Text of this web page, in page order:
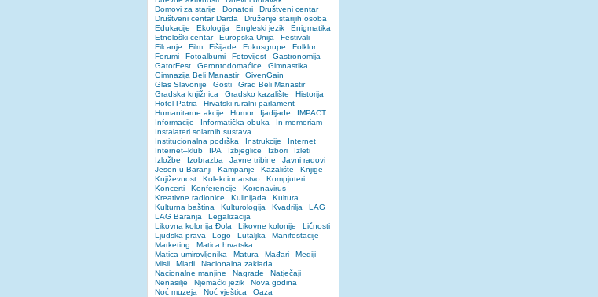
Domovi za starije
Donatori
Društveni centar
Društveni centar Darda
Druženje starijih osoba
Edukacije
Ekologija Engleski jezik
Enigmatika
Etnološki centar
Europska Unija
Festivali
Filcanje
Film Fišijade Fokusgrupe
Folklor
Forumi
Fotoalbumi Fotovijest
Gastronomija
GatorFest
Gerontodomaćice
Gimnastika
Gimnazija Beli Manastir
GivenGain
Glas Slavonije
Gosti
Grad Beli Manastir
Gradska knjižnica
Gradsko kazalište
Historija
Hotel Patria
Hrvatski ruralni parlament
Humanitarne akcije
Humor Ijadijade
IMPACT
Informacije
Informatička obuka
In memoriam
Instalateri solarnih sustava
Institucionalna podrška
Instrukcije
Internet
Internet–klub
IPA Izbjeglice Izbori
Izleti
Izložbe
Izobrazba Javne tribine
Javni radovi
Jesen u Baranji
Kampanje Kazalište
Knjige
Književnost
Kolekcionarstvo
Kompjuteri
Koncerti
Konferencije
Koronavirus
Kreativne radionice
Kulinijada
Kultura
Kulturna baština
Kulturologija Kvadrilja
LAG
LAG Baranja
Legalizacija
Likovna kolonija Đola
Likovne kolonije
Ličnosti
Ljudska prava
Logo Lutaljka
Manifestacije
Marketing
Matica hrvatska
Matica umirovljenika
Matura Mađari
Mediji
Misli
Mladi
Nacionalna zaklada
Nacionalne manjine
Nagrade
Natječaji
Nenasilje
Njemački jezik
Nova godina
Noć muzeja
Noć vještica
Oaza